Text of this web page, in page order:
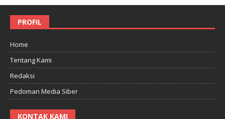
PROFIL
Home
Tentang Kami
Redaksi
Pedoman Media Siber
KONTAK KAMI